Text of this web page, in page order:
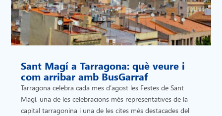
Sant Magí a Tarragona: què veure i
com arribar amb BusGarraf
Tarragona celebra cada mes d’agost les Festes de Sant
Magí, una de les celebracions més representatives de la
capital tarragonina i una de les cites més destacades del